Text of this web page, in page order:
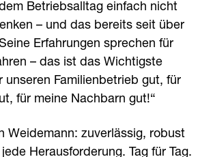
Betriebsalltag einfach nicht
– und das bereits seit über
Erfahrungen sprechen für
– das ist das Wichtigste
unseren Familienbetrieb gut, für
für meine Nachbarn gut!“
Weidemann: zuverlässig, robust
Herausforderung. Tag für Tag.